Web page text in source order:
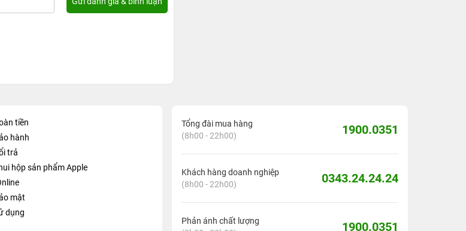
tiền
hành
trả
hộp sản phẩm Apple
mật
dụng
Tổng đài mua hàng
(8h00 - 22h00)
1900.0351
Khách hàng doanh nghiệp
(8h00 - 22h00)
0343.24.24.24
Phản ánh chất lượng
1900.0351